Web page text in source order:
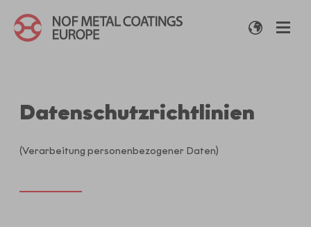
Datenschutzrichtlinien
(Verarbeitung personenbezogener Daten)